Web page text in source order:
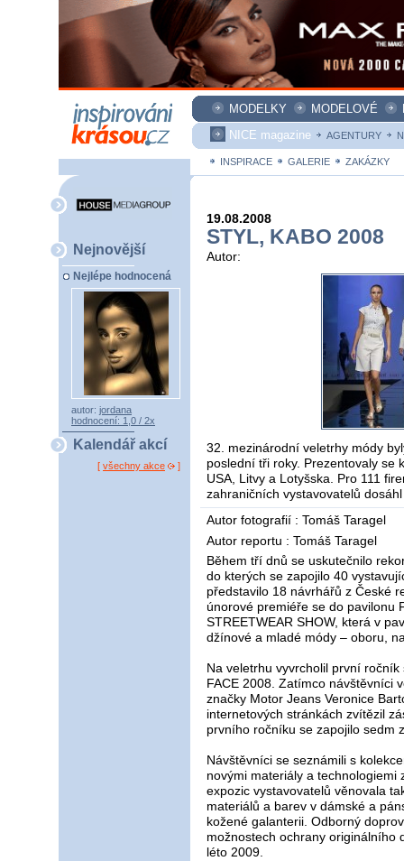
MODELKY MODELOVÉ
NICE magazine
AGENTURY
INSPIRACE GALERIE ZAKÁZKY
Nejnovější
Nejlépe hodnocená
autor: jordana
hodnocení: 1,0 / 2x
Kalendář akcí
[ všechny akce ]
19.08.2008
STYL, KABO 2008
Autor:
32. mezinárodní veletrhy módy
poslední tři roky. Prezentovaly se
USA, Litvy a Lotyšska. Pro 111
zahraničních vystavovatelů
Autor fotografií : Tomáš Taragel
Autor reportu : Tomáš Taragel
Během tří dnů se uskutečnilo
do kterých se zapojilo 40
představilo 18 návrhářů z České
únorové premiéře se do pavilonu
STREETWEAR SHOW, která v
džínové a mladé módy – oboru,
Na veletrhu vyvrcholil první
FACE 2008. Zatímco návštěvníci
značky Motor Jeans Veronice
internetových stránkách zvítězil
prvního ročníku se zapojilo sedm
Návštěvníci se seznámili s
novými materiály a
expozic vystavovatelů věnovala
materiálů a barev v dámské a
kožené galanterii. Odborný
možnostech ochrany originálního
léto 2009.